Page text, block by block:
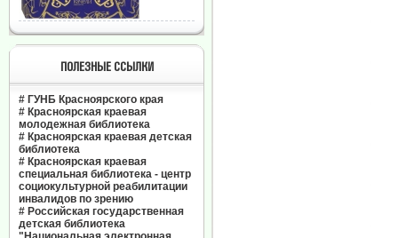
ПОЛЕЗНЫЕ ССЫЛКИ
# ГУНБ Красноярского края
# Красноярская краевая
молодежная библиотека
# Красноярская краевая детская
библиотека
# Красноярская краевая
специальная библиотека - центр
социокультурной реабилитации
инвалидов по зрению
# Российская государственная
детская библиотека